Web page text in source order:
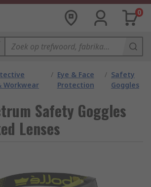
0
Workwear
/ Eye & Face
Protection
/ Safety
Goggles
Safety Goggles
Lenses